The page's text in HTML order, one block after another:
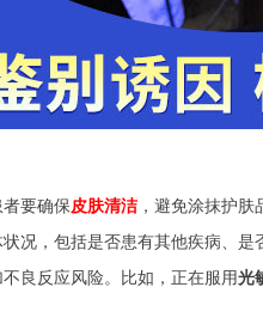
要确保皮肤清洁 ，避免涂抹护肤
状况，包括是否患有其他疾病、
良反应风险。比如，正在服用光